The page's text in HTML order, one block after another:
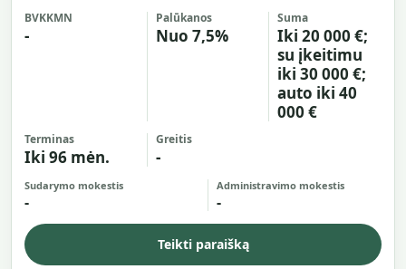
BVKKMN
-
Palūkanos
Nuo 7,5%
Suma
Iki 20 000 €;
su įkeitimu
iki 30 000 €;
auto iki 40
000 €
Terminas
Iki 96 mėn.
Greitis
-
Sudarymo mokestis
-
Administravimo mokestis
-
Teikti paraišką